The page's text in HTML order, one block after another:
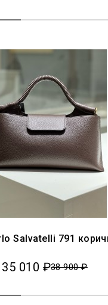
Salvatelli 791
35 010 ₽38 900 ₽